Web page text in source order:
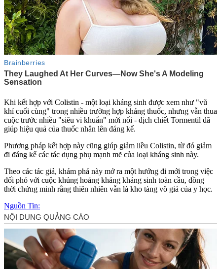
Khi kết hợp với Colistin - một loại kháng sinh được xem như "vũ
khí cuối cùng" trong nhiều trường hợp kháng thuốc, nhưng vẫn thua
cuộc trước nhiều "siêu vi khuẩn" mới nổi - dịch chiết Tormentil đã
giúp hiệu quả của thuốc nhân lên đáng kể.
Phương pháp kết hợp này cũng giúp giảm liều Colistin, từ đó giảm
đi đáng kể các tác dụng phụ mạnh mẽ của loại kháng sinh này.
Theo các tác giả, khám phá này mở ra một hướng đi mới trong việc
đối phó với cuộc khủng hoảng kháng kháng sinh toàn cầu, đồng
thời chứng minh rằng thiên nhiên vẫn là kho tàng vô giá của y học.
Nguồn Tin: